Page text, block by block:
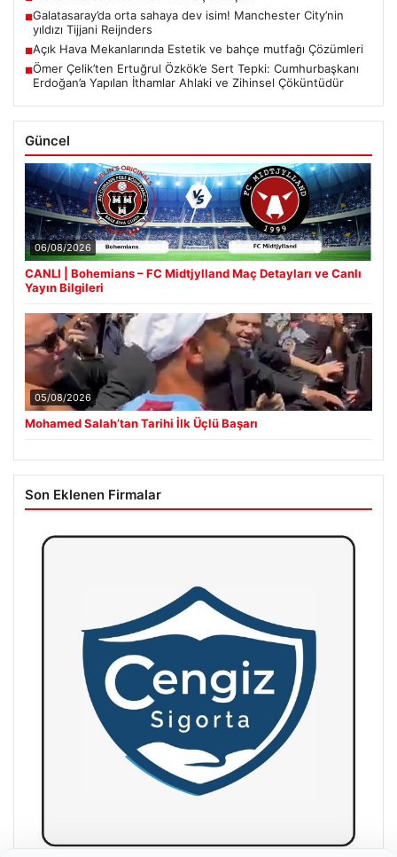
■Galatasaray’da orta sahaya dev isim! Manchester City’nin
yıldızı Tijjani Reijnders
■Açık Hava Mekanlarında Estetik ve bahçe mutfağı Çözümleri
■Ömer Çelik’ten Ertuğrul Özkök’e Sert Tepki: Cumhurbaşkanı
Erdoğan’a Yapılan İthamlar Ahlaki ve Zihinsel Çöküntüdür
Güncel
06/08/2026
CANLI | Bohemians – FC Midtjylland Maç Detayları ve Canlı
Yayın Bilgileri
05/08/2026
Mohamed Salah’tan Tarihi İlk Üçlü Başarı
Son Eklenen Firmalar